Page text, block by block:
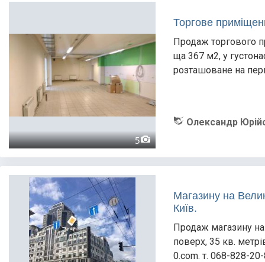
5
Торгове
Продаж торгового
ща 367 м2, у
розташоване на
Олександр
Магазину на
Київ.
Продаж магазину
поверх, 35 кв.
0.com. т. 068-828-